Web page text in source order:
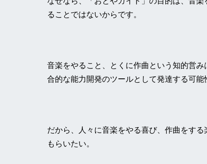
ることではないからです。
音楽をやること、とくに作曲という知的営
合的な能力開発のツールとして発達する可能
だから、人々に音楽をやる喜び、作曲をす
もらいたい。